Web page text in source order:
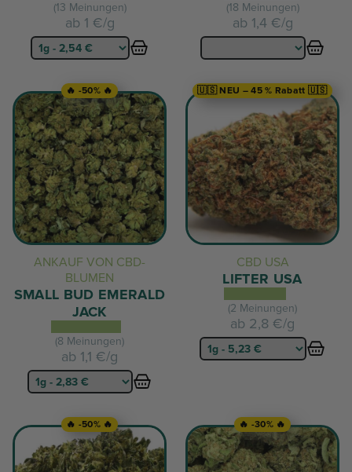
(13 Meinungen)
ab 1 €/g
(18 Meinungen)
ab 1,4 €/g
🔥 -50% 🔥
ANKAUF VON CBD-
BLUMEN
SMALL BUD EMERALD
JACK
(8 Meinungen)
ab 1,1 €/g
🇺🇸 NEU – 45 % Rabatt 🇺🇸
CBD USA
LIFTER USA
(2 Meinungen)
ab 2,8 €/g
🔥 -50% 🔥 🔥 -30% 🔥